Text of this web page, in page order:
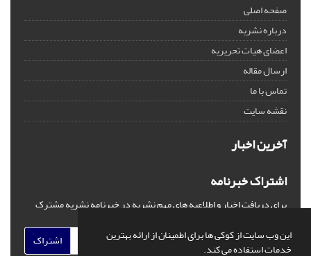
این وب سایت از کوکی ها برای اطمینان از ارائه بهترین
خدمات استفاده می کند.
صفحه اصلی
درباره نشریه
اعضای هیات تحریریه
ارسال مقاله
تماس با ما
نقشه سایت
آخرین اخبار
اشتراک خبرنامه
برای دریافت اخبار و اطلاعیه های مهم نشریه در خبرنامه نشریه مشترک
اشتراک